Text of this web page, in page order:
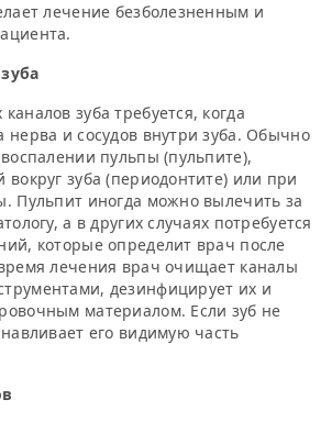
лечение безболезненным и
зуба требуется, когда
нерва и сосудов внутри зуба. Обычно
пульпы (пульпите),
вокруг зуба (периодонтите) или при
Пульпит иногда можно вылечить за
а в других случаях потребуется
которые определит врач после
лечения врач очищает каналы
дезинфицирует их и
материалом. Если зуб не
его видимую часть